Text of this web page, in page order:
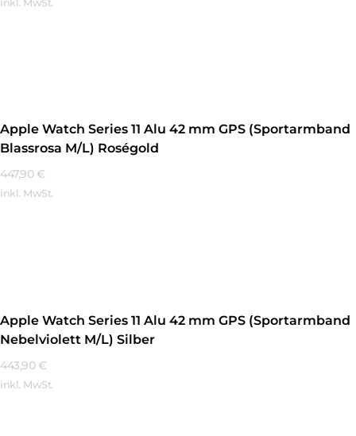
Apple Watch Series 11 Alu 42 mm GPS (Sportarmband
Blassrosa M/L) Roségold
447,90 €
inkl. MwSt.
Apple Watch Series 11 Alu 42 mm GPS (Sportarmband
Nebelviolett M/L) Silber
443,90 €
inkl. MwSt.